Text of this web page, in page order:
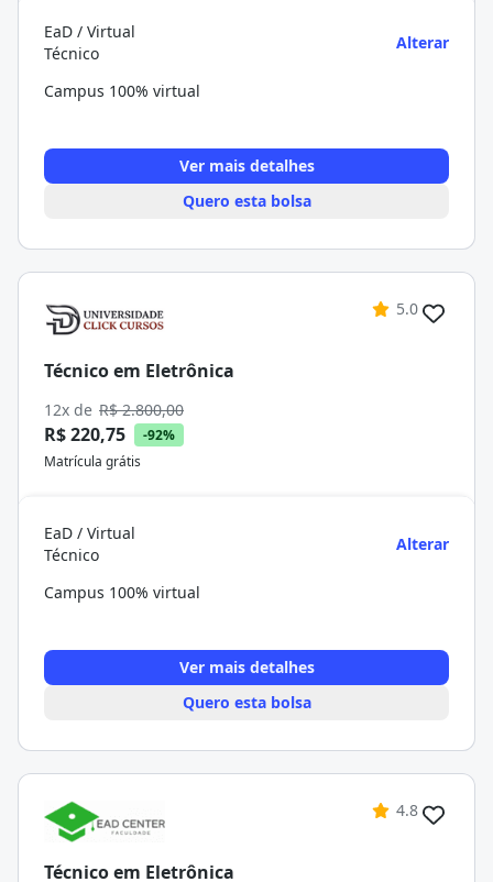
EaD / Virtual
Técnico
Alterar
Campus 100% virtual
Ver mais detalhes
Quero esta bolsa
5.0
Técnico em Eletrônica
12x de R$ 2.800,00
R$ 220,75
-92%
Matrícula grátis
EaD / Virtual
Técnico
Alterar
Campus 100% virtual
Ver mais detalhes
Quero esta bolsa
4.8
Técnico em Eletrônica